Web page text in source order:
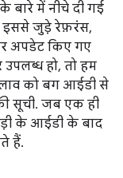
बारे में नीचे दी गई
इससे जुड़े रेफ़रंस,
अपडेट किए गए
उपलब्ध हो, तो हम
को बग आईडी से
सूची. जब एक ही
के आईडी के बाद
हैं.